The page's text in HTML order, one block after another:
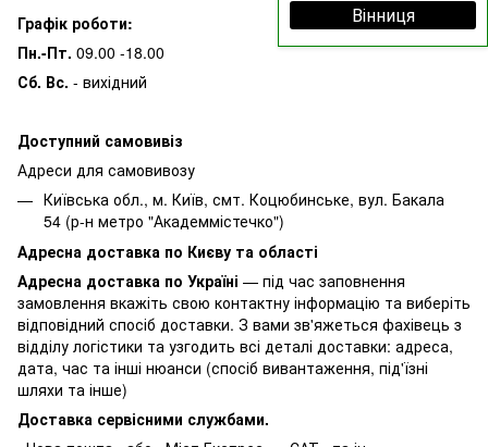
Вінниця
Графік роботи:
Пн.-Пт. 09.00 -18.00
Сб. Вс. - вихідний
Доступний самовивіз
Адреси для самовивозу
Київська обл., м. Київ, смт. Коцюбинське, вул. Бакала
54 (р-н метро "Академмістечко")
Адресна доставка по Києву та області
Адресна доставка по Україні — під час заповнення
замовлення вкажіть свою контактну інформацію та виберіть
відповідний спосіб доставки. З вами зв'яжеться фахівець з
відділу логістики та узгодить всі деталі доставки: адреса,
дата, час та інші нюанси (спосіб вивантаження, під'їзні
шляхи та інше)
Доставка сервісними службами.